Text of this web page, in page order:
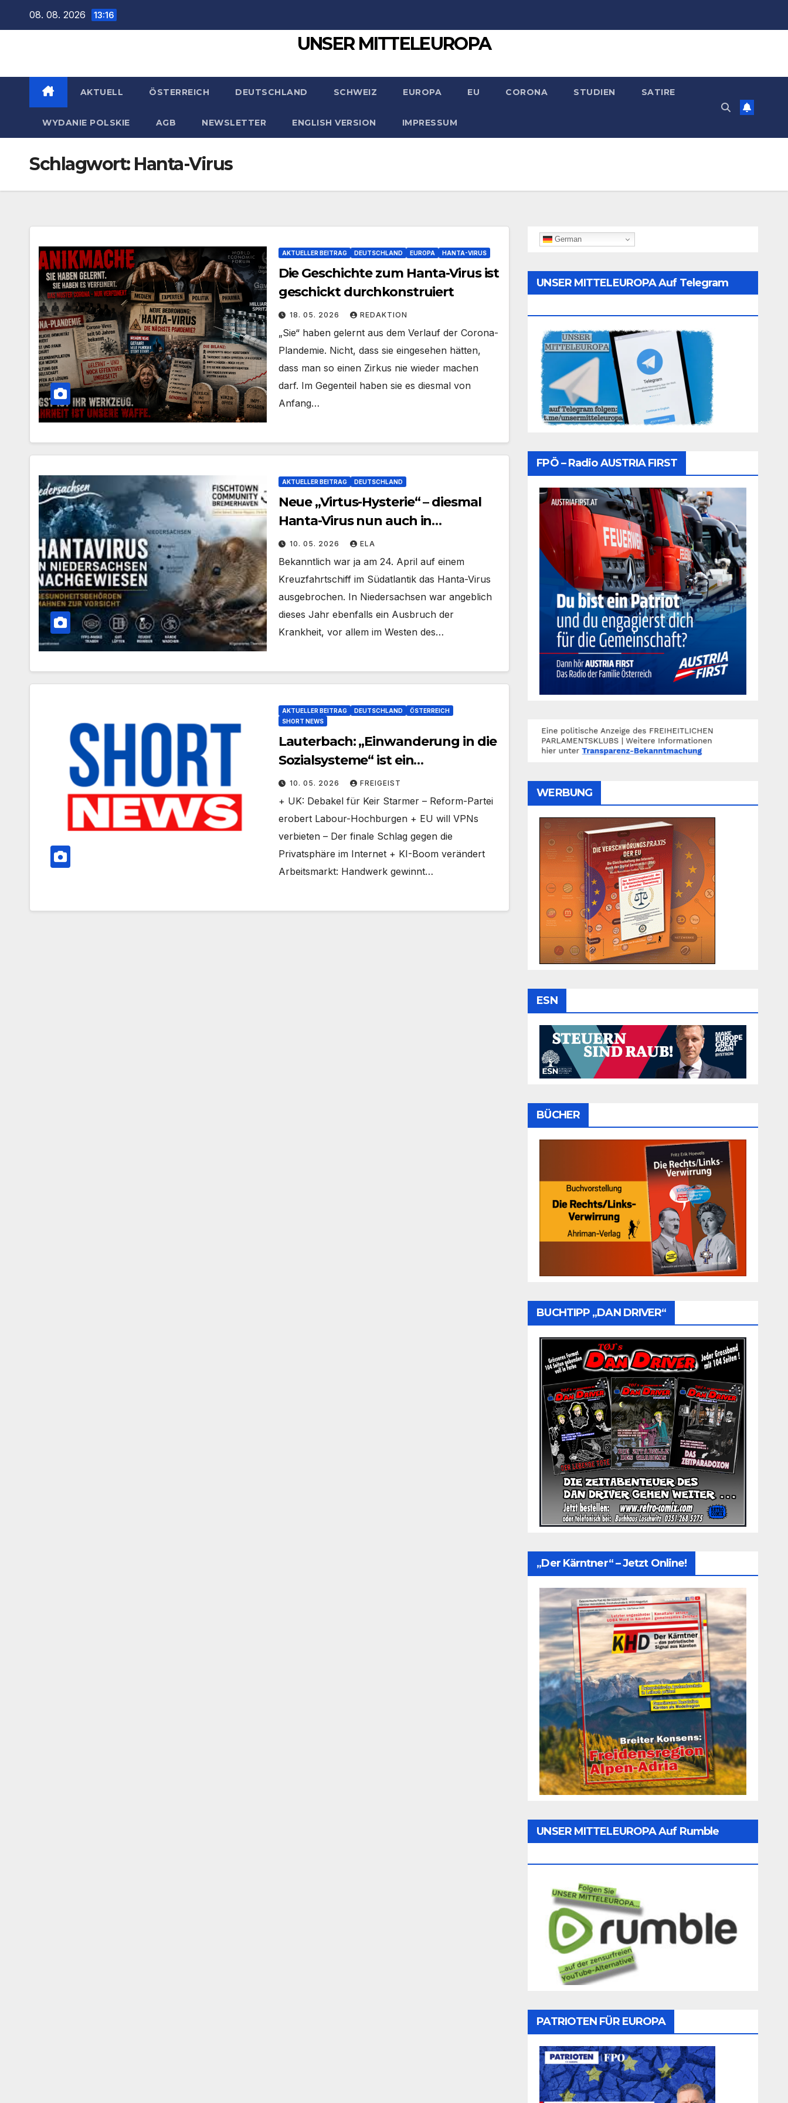
08. 08. 2026 13:16
UNSER MITTELEUROPA
AKTUELL ÖSTERREICH DEUTSCHLAND SCHWEIZ EUROPA EU CORONA STUDIEN SATIRE
WYDANIE POLSKIE AGB NEWSLETTER ENGLISH VERSION IMPRESSUM
Schlagwort: Hanta-Virus
AKTUELLER BEITRAG DEUTSCHLAND EUROPA HANTA-VIRUS
Die Geschichte zum Hanta-Virus ist
geschickt durchkonstruiert
18. 05. 2026 REDAKTION
„Sie“ haben gelernt aus dem Verlauf der Corona-
Plandemie. Nicht, dass sie eingesehen hätten,
dass man so einen Zirkus nie wieder machen
darf. Im Gegenteil haben sie es diesmal von
Anfang…
AKTUELLER BEITRAG DEUTSCHLAND
Neue „Virtus-Hysterie“ – diesmal
Hanta-Virus nun auch in
Niedersachsen
10. 05. 2026 ELA
Bekanntlich war ja am 24. April auf einem
Kreuzfahrtschiff im Südatlantik das Hanta-Virus
ausgebrochen. In Niedersachsen war angeblich
dieses Jahr ebenfalls ein Ausbruch der
Krankheit, vor allem im Westen des…
AKTUELLER BEITRAG DEUTSCHLAND
ÖSTERREICH
SHORT NEWS
Lauterbach: „Einwanderung in die
Sozialsysteme“ ist ein
Kampfbegriff der AfD
10. 05. 2026 FREIGEIST
+ UK: Debakel für Keir Starmer – Reform-Partei
erobert Labour-Hochburgen + EU will VPNs
verbieten – Der finale Schlag gegen die
Privatsphäre im Internet + KI-Boom verändert
Arbeitsmarkt: Handwerk gewinnt…
German
UNSER MITTELEUROPA Auf Telegram
FPÖ – Radio AUSTRIA FIRST
WERBUNG
ESN
BÜCHER
BUCHTIPP „DAN DRIVER“
„Der Kärntner“ – Jetzt Online!
UNSER MITTELEUROPA Auf Rumble
PATRIOTEN FÜR EUROPA